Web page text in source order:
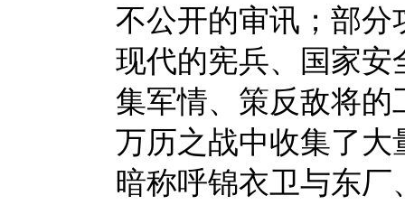
不公开的审讯； 部分
现代的宪兵、国家
集军情、策反敌将
万历之战中收集了
暗称呼锦衣卫与东厂